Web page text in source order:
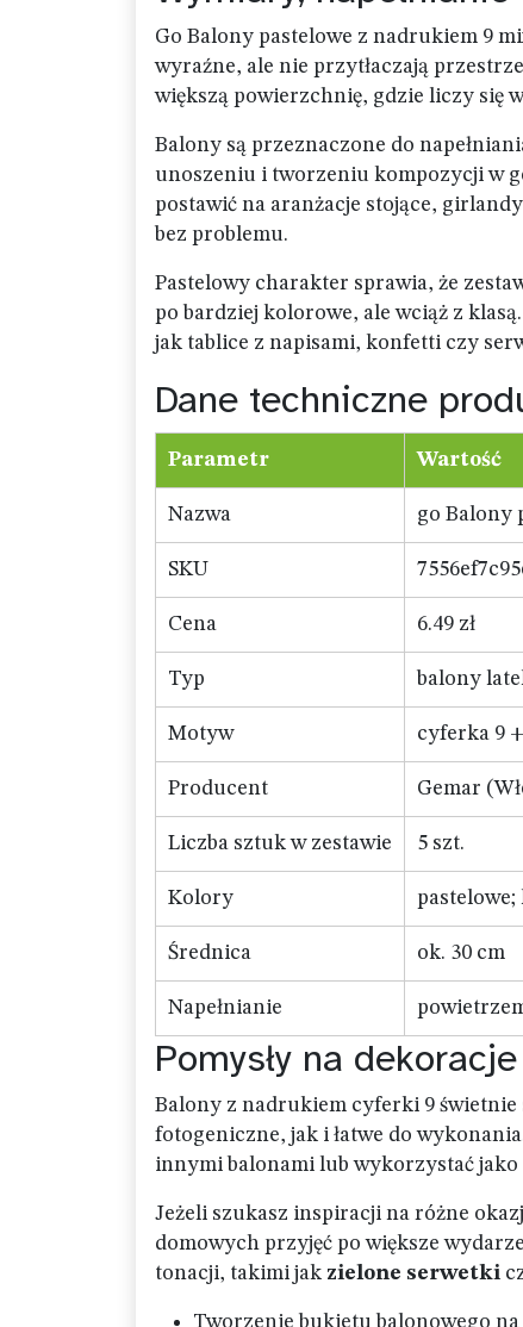
Go Balony pastelowe z nadrukiem 9
wyraźne, ale nie przytłaczają
większą powierzchnię, gdzie liczy się
Balony są przeznaczone do
unoszeniu i tworzeniu kompozycji w
postawić na aranżacje stojące,
bez problemu.
Pastelowy charakter sprawia, że
po bardziej kolorowe, ale wciąż z
jak tablice z napisami, konfetti czy
Dane techniczne
Parametr Wartość
Nazwa go Balony
SKU
Cena 6.49 zł
Typ balony
Motyw cyferka 9
Producent Gemar
Liczba sztuk w zestawie 5 szt.
Kolory
Średnica ok. 30 cm
Napełnianie
Pomysły na
Balony z nadrukiem cyferki 9 świetnie
fotogeniczne, jak i łatwe do
innymi balonami lub wykorzystać jako
Jeżeli szukasz inspiracji na różne
domowych przyjęć po większe
tonacji, takimi jak zielone serwetki
Tworzenie bukietu balonowego